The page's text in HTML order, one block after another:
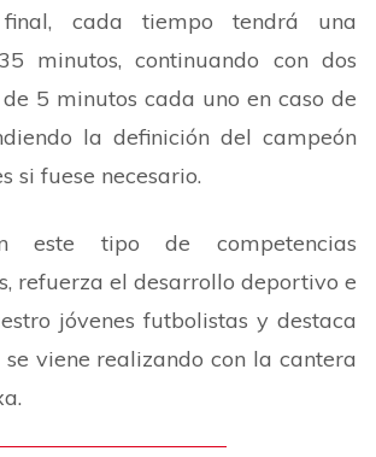
cada tiempo tendrá una
minutos, continuando con dos
5 minutos cada uno en caso de
la definición del campeón
si fuese necesario.
este tipo de competencias
refuerza el desarrollo deportivo e
jóvenes futbolistas y destaca
viene realizando con la cantera